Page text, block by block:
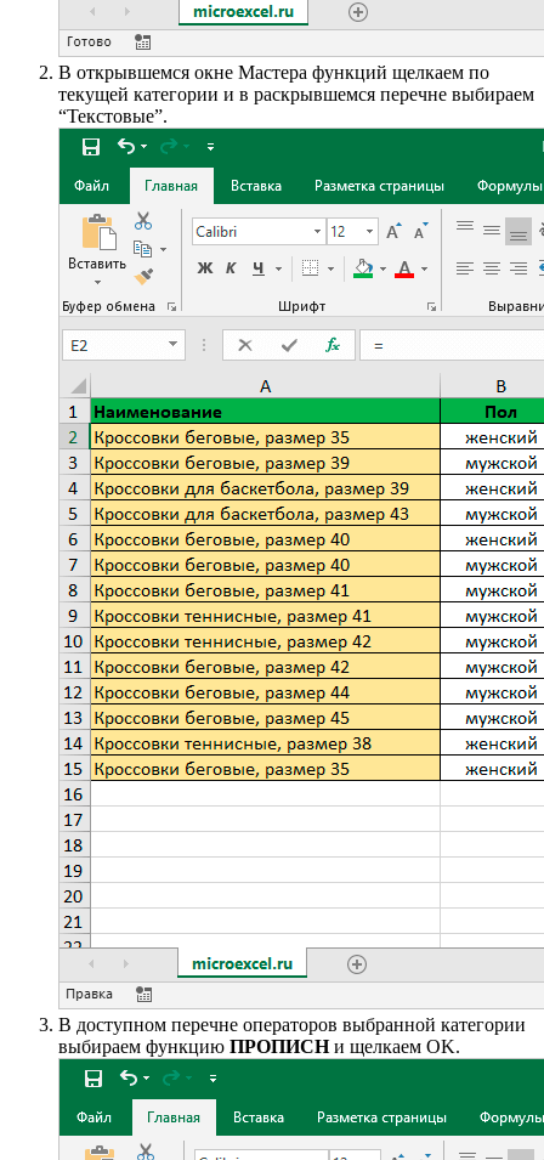
В открывшемся окне Мастера функций щелкаем по
текущей категории и в раскрывшемся перечне выбираем
“Текстовые”.
В доступном перечне операторов выбранной категории
выбираем функцию ПРОПИСНи щелкаем OK.